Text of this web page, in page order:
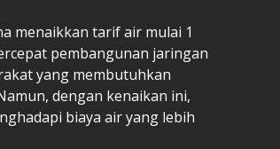
menaikkan tarif air mulai 1
pembangunan jaringan
yang membutuhkan
dengan kenaikan ini,
biaya air yang lebih